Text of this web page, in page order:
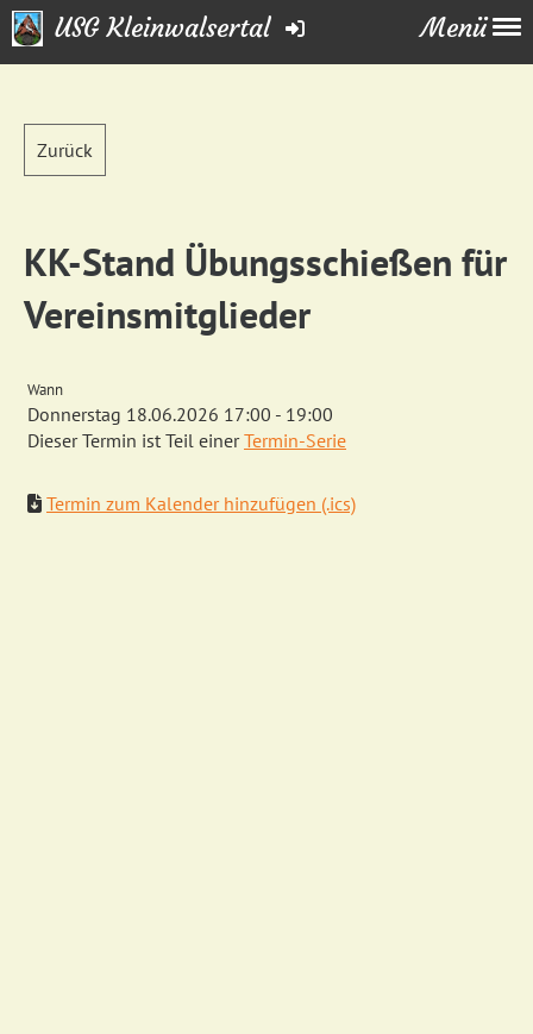
Menü
USG Kleinwalsertal
Zurück
KK-Stand Übungsschießen für
Vereinsmitglieder
Wann
Donnerstag 18.06.2026 17:00 - 19:00
Dieser Termin ist Teil einerTermin-Serie
Termin zum Kalender hinzufügen (.ics)